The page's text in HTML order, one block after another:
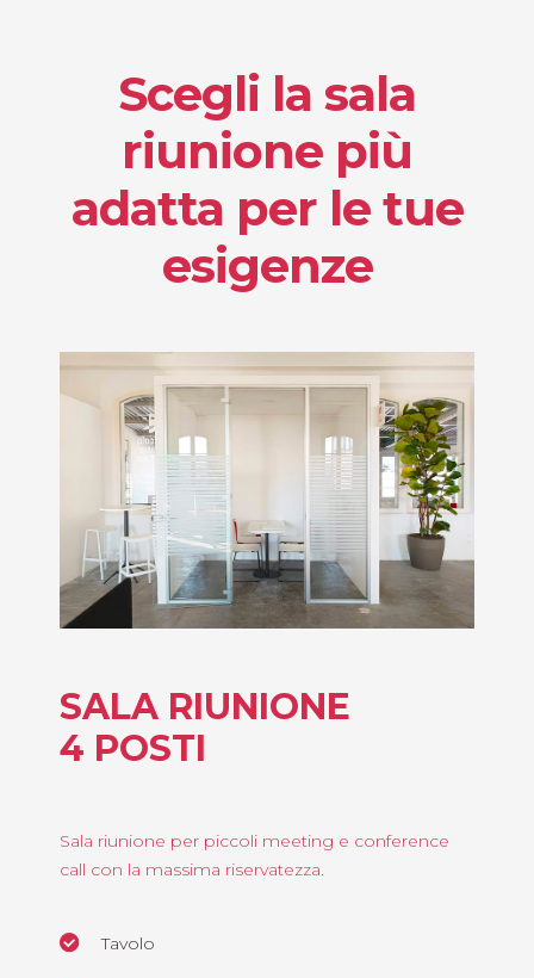
Scegli la sala
riunione più
adatta per le tue
esigenze
SALA RIUNIONE
4 POSTI
Sala riunione per piccoli meeting e conference
call con la massima riservatezza.
Tavolo